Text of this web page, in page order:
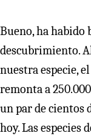
Bueno, ha habido
descubrimiento.
nuestra especie, el
remonta a
un par de cientos
hoy. Las especies